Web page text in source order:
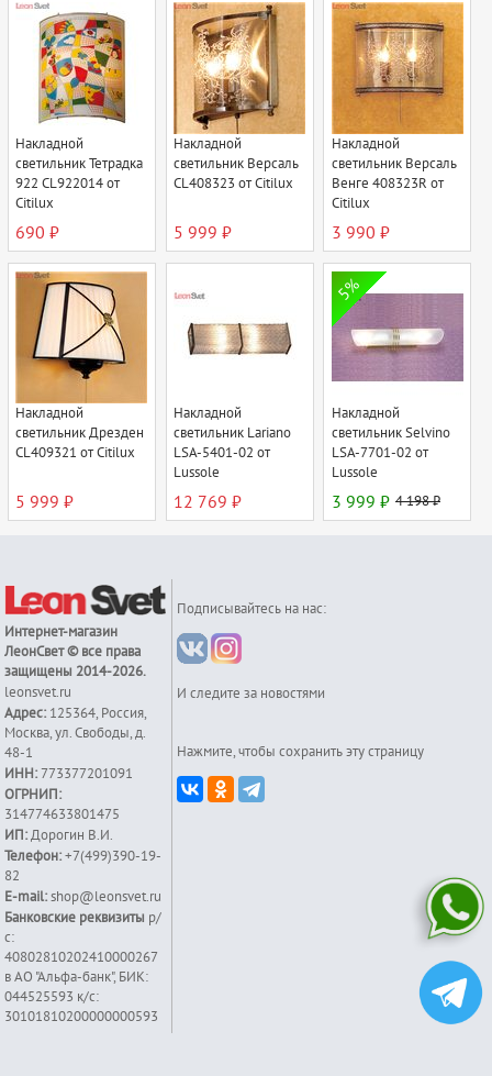
Накладной
светильник Тетрадка
922 CL922014 от
Citilux
690 ₽
Накладной
светильник Версаль
CL408323 от Citilux
5 999 ₽
Накладной
светильник Версаль
Венге 408323R от
Citilux
3 990 ₽
Накладной
светильник Дрезден
CL409321 от Citilux
5 999 ₽
Накладной
светильник Lariano
LSA-5401-02 от
Lussole
12 769 ₽
5%
Накладной
светильник Selvino
LSA-7701-02 от
Lussole
3 999 ₽ 4 198 ₽
Интернет-магазин
ЛеонСвет© все права
защищены 2014-2026.
leonsvet.ru
Адрес: 125364,Россия,
Москва,ул. Свободы, д.
48-1
ИНН:773377201091
ОГРНИП:
314774633801475
ИП:Дорогин В.И.
Телефон: +7(499)390-19-
82
E-mail: shop@leonsvet.ru
Банковские реквизиты р/
с:
40802810202410000267
в АО "Альфа-банк", БИК:
044525593 к/c:
30101810200000000593
Подписывайтесь на нас:
И следите за новостями
Нажмите, чтобы сохранить эту страницу